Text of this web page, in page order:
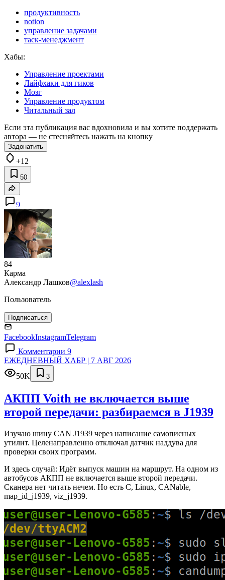
продуктивность
notion
управление задачами
таск-менеджмент
Хабы:
Управление проектами
Лайфхаки для гиков
Мозг
Управление продуктом
Читальный зал
Если эта публикация вас вдохновила и вы хотите поддержать
автора — не стесняйтесь нажать на кнопку
Задонатить
+12
50
9
84
Карма
Александр Лашков@alexlash
Пользователь
Подписаться
FacebookInstagramTelegram
Комментарии 9
ЕЖЕДНЕВНЫЙ ХАБР | 7 АВГ 2026
50K
3
АКПП Voith не включается выше
второй передачи: разбираемся в J1939
Изучаю шину CAN J1939 через написание самописных
утилит. Целенаправленно отключал датчик наддува для
проверки своих программ.
И здесь случай: Идёт выпуск машин на маршрут. На одном из
автобусов АКПП не включается выше второй передачи.
Сканера нет читать нечем. Но есть C, Linux, CANable,
map_id_j1939, viz_j1939.